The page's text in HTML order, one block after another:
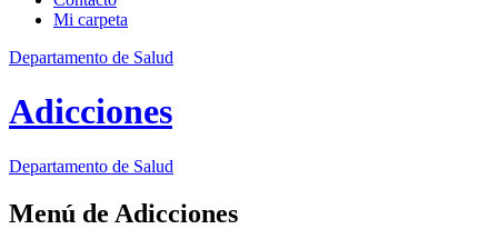
Mi carpeta
Departamento de Salud
Adicciones
Departamento de Salud
Menú de Adicciones